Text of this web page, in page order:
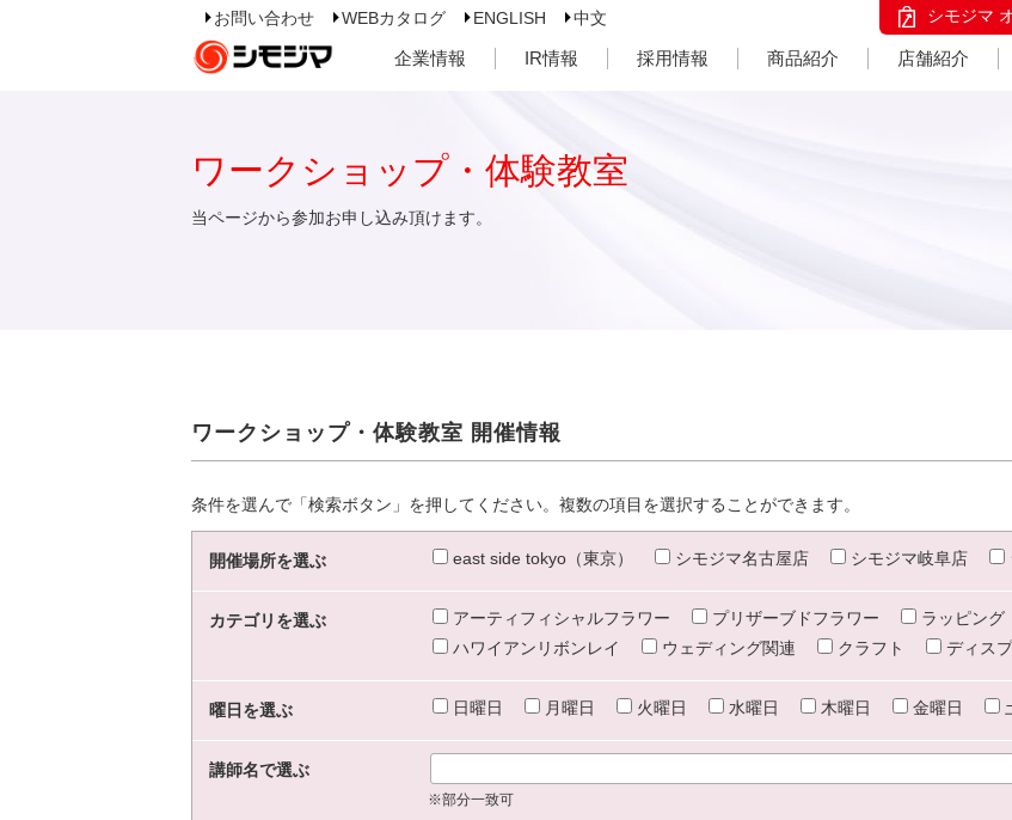
お問い合わせ WEBカタログ ENGLISH 中文 シモジマ
企業情報 IR情報 採用情報 商品紹介 店舗紹介
ワークショップ・体験教室
当ページから参加お申し込み頂けます。
ワークショップ・体験教室 開催情報
条件を選んで「検索ボタン」を押してください。複数の項目を選択することができます。
開催場所を選ぶ east side tokyo（東京） シモジマ名古屋店 シモジマ岐阜店
カテゴリを選ぶ アーティフィシャルフラワー プリザーブドフラワー ラッピング
ハワイアンリボンレイ
ウェディング関連 クラフト ディス
曜日を選ぶ 日曜日 月曜日 火曜日 水曜日 木曜日 金曜日
講師名で選ぶ
※部分一致可